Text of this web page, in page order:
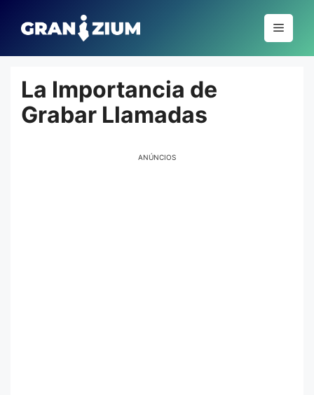
para
conteúdo
Menu
La Importancia de
Grabar Llamadas
ANÚNCIOS